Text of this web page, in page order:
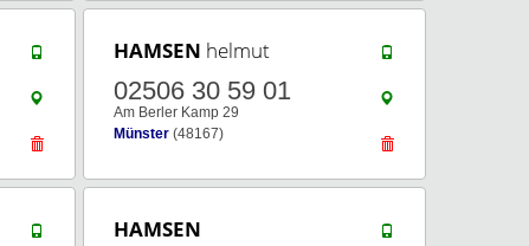
HAMSEN helmut
02506 30 59 01
Am Berler Kamp 29
Münster (48167)
HAMSEN